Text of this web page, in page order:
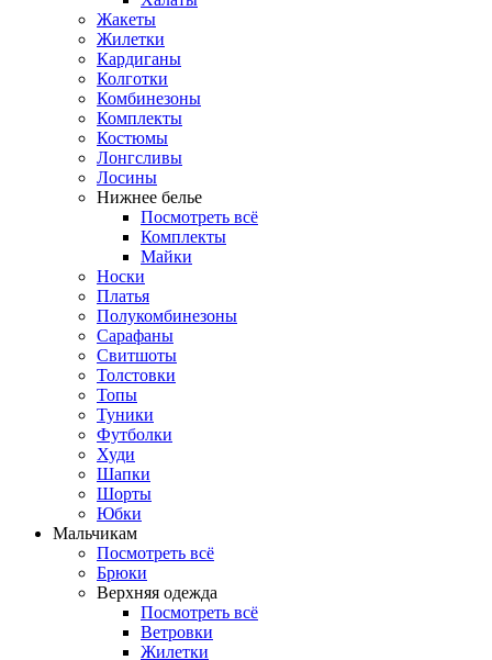
Жакеты
Жилетки
Кардиганы
Колготки
Комбинезоны
Комплекты
Костюмы
Лонгсливы
Лосины
Нижнее белье
Посмотреть всё
Комплекты
Майки
Носки
Платья
Полукомбинезоны
Сарафаны
Свитшоты
Толстовки
Топы
Туники
Футболки
Худи
Шапки
Шорты
Юбки
Мальчикам
Посмотреть всё
Брюки
Верхняя одежда
Посмотреть всё
Ветровки
Жилетки